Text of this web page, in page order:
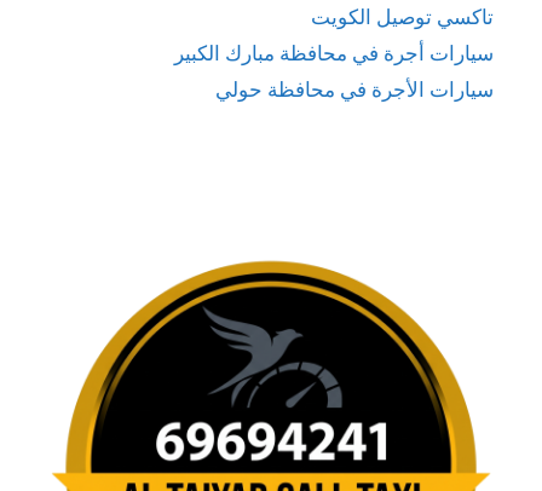
تاكسي توصيل الكويت
سيارات أجرة في محافظة مبارك الكبير
سيارات الأجرة في محافظة حولي